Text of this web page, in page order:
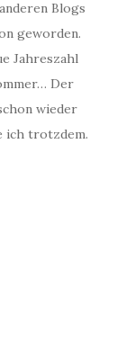
Blogs
geworden.
Jahreszahl
Der
wieder
ich trotzdem.